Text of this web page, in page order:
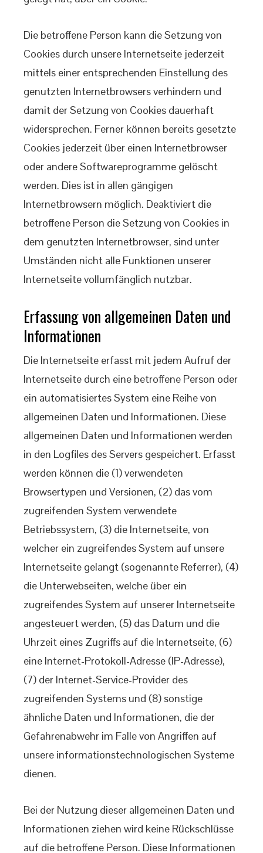
Die betroffene Person kann die Setzung von
Cookies durch unsere Internetseite jederzeit
mittels einer entsprechenden Einstellung des
genutzten Internetbrowsers verhindern und
damit der Setzung von Cookies dauerhaft
widersprechen. Ferner können bereits gesetzte
Cookies jederzeit über einen Internetbrowser
oder andere Softwareprogramme gelöscht
werden. Dies ist in allen gängigen
Internetbrowsern möglich. Deaktiviert die
betroffene Person die Setzung von Cookies in
dem genutzten Internetbrowser, sind unter
Umständen nicht alle Funktionen unserer
Internetseite vollumfänglich nutzbar.
Erfassung von allgemeinen Daten und
Informationen
Die Internetseite erfasst mit jedem Aufruf der
Internetseite durch eine betroffene Person oder
ein automatisiertes System eine Reihe von
allgemeinen Daten und Informationen. Diese
allgemeinen Daten und Informationen werden
in den Logfiles des Servers gespeichert. Erfasst
werden können die (1) verwendeten
Browsertypen und Versionen, (2) das vom
zugreifenden System verwendete
Betriebssystem, (3) die Internetseite, von
welcher ein zugreifendes System auf unsere
Internetseite gelangt (sogenannte Referrer), (4)
die Unterwebseiten, welche über ein
zugreifendes System auf unserer Internetseite
angesteuert werden, (5) das Datum und die
Uhrzeit eines Zugriffs auf die Internetseite, (6)
eine Internet-Protokoll-Adresse (IP-Adresse),
(7) der Internet-Service-Provider des
zugreifenden Systems und (8) sonstige
ähnliche Daten und Informationen, die der
Gefahrenabwehr im Falle von Angriffen auf
unsere informationstechnologischen Systeme
dienen.
Bei der Nutzung dieser allgemeinen Daten und
Informationen ziehen wird keine Rückschlüsse
auf die betroffene Person. Diese Informationen